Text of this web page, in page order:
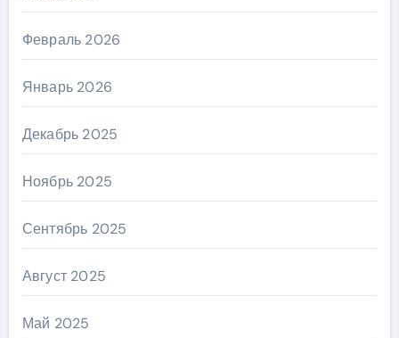
Февраль 2026
Январь 2026
Декабрь 2025
Ноябрь 2025
Сентябрь 2025
Август 2025
Май 2025